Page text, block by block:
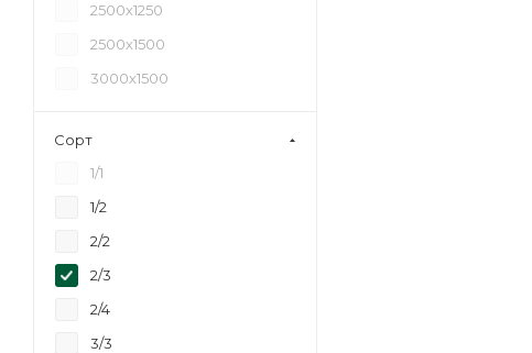
2500х1250
2500х1500
3000х1500
Сорт
1/1
1/2
2/2
2/3
2/4
3/3